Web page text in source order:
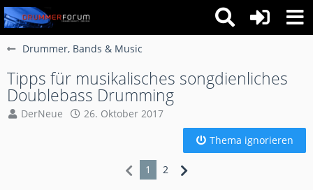
Drummer, Bands & Music
Tipps für musikalisches songdienliches
Doublebass Drumming
DerNeue
26. Oktober 2017
Thema ignorieren
1 2